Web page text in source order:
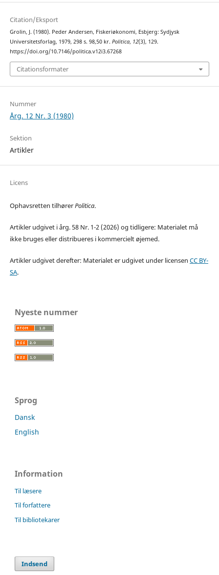
Citation/Eksport
Grolin, J. (1980). Peder Andersen, Fiskeriøkonomi, Esbjerg: Sydjysk
Universitetsforlag, 1979, 298 s. 98,50 kr. Politica, 12(3), 129.
https://doi.org/10.7146/politica.v12i3.67268
Citationsformater
Nummer
Årg. 12 Nr. 3 (1980)
Sektion
Artikler
Licens
Ophavsretten tilhørerPolitica.
Artikler udgivet i årg. 58 Nr. 1-2 (2026) og tidligere: Materialet må
ikke bruges eller distribueres i kommercielt øjemed.
Artikler udgivet derefter: Materialet er udgivet under licensen CC BY-
SA.
Nyeste nummer
Sprog
Dansk
English
Information
Til læsere
Til forfattere
Til bibliotekarer
Indsend